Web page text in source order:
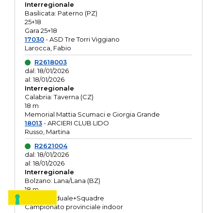
Interregionale
Basilicata: Paterno (PZ)
25+18
Gara 25+18
17030- ASD Tre Torri Viggiano
Larocca, Fabio
R2618003
dal: 18/01/2026
al: 18/01/2026
Interregionale
Calabria: Taverna (CZ)
18 m
Memorial Mattia Scumaci e Giorgia Grande
18013- ARCIERI CLUB LIDO
Russo, Martina
R2621004
dal: 18/01/2026
al: 18/01/2026
Interregionale
Bolzano: Lana/Lana (BZ)
18 m
O.R. Individuale+Squadre
Campionato provinciale indoor